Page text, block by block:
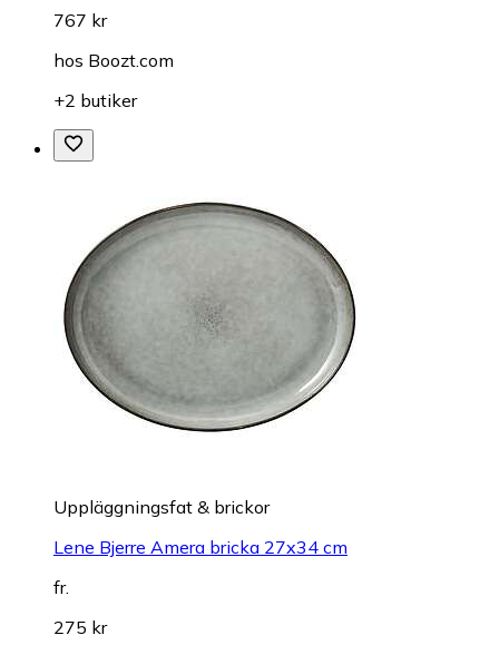
767 kr
hos Boozt.com
+2 butiker
Uppläggningsfat & brickor
Lene Bjerre Amera bricka 27x34 cm
fr.
275 kr